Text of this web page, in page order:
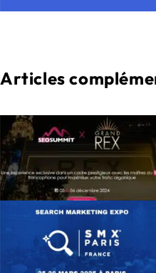
Articles